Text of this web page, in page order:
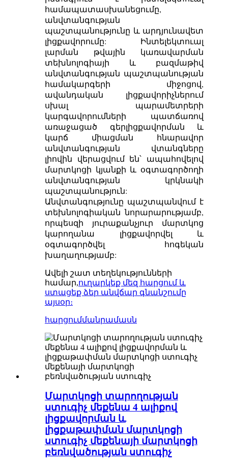
համապատասխանեցումը,
անվտանգության
պաշտպանությունը և արդյունավետ
լիցքավորումը: Ինտելեկտուալ
լարման թվային կառավարման
տեխնոլոգիայի և բազմաթիվ
անվտանգության պաշտպանության
համակարգերի միջոցով,
ավանդական լիցքավորիչներում
սխալ պարամետրերի
կարգավորումների պատճառով
առաջացած գերլիցքավորման և
կարճ միացման հնարավոր
անվտանգության վտանգները
լիովին վերացվում են՝ ապահովելով
մարտկոցի կյանքի և օգտագործողի
անվտանգության կրկնակի
պաշտպանություն:
Անվտանգությունը պաշտպանվում է
տեխնոլոգիական նորարարությամբ,
որպեսզի յուրաքանչյուր մարտկոց
կարողանա լիցքավորվել և
օգտագործվել հոգեկան
խաղաղությամբ:
Ավելի շատ տեղեկությունների
համար,ուղարկեք մեզ հարցում և
ստացեք ձեր անվճար գնանշումը
այսօր։
հարցումմանրամասն
Մարտկոցի տարողության
ստուգիչ մեքենա 4 ալիքով
լիցքավորման և
լիցքաթափման մարտկոցի
ստուգիչ մեքենայի մարտկոցի
բեռնվածության ստուգիչ